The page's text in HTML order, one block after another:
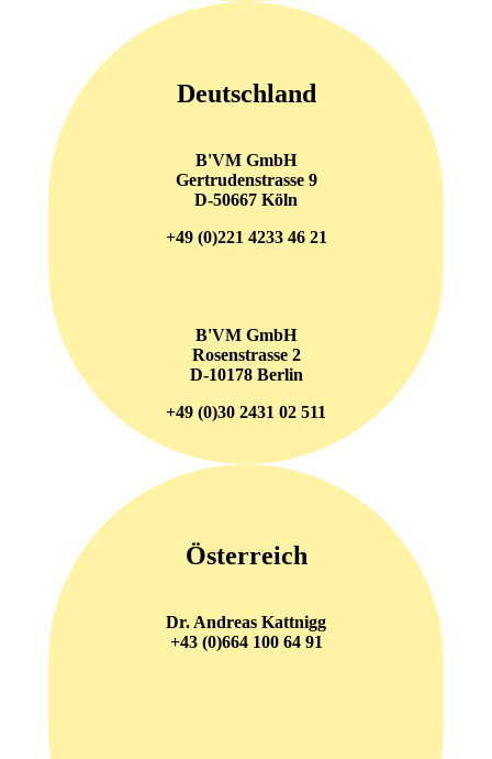
Deutschland
B'VM GmbH
Gertrudenstrasse 9
D-50667 Köln
+49 (0)221 4233 46 21
B'VM GmbH
Rosenstrasse 2
D-10178 Berlin
+49 (0)30 2431 02 511
Österreich
Dr. Andreas Kattnigg
+43 (0)664 100 64 91